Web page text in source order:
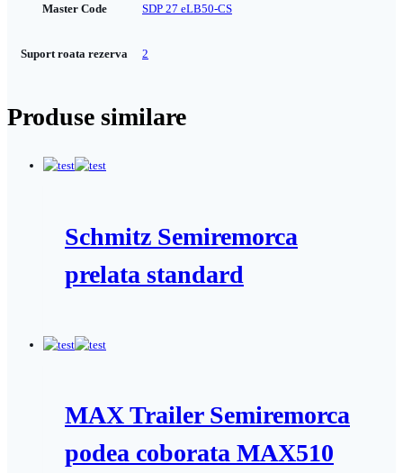
Master Code SDP 27 eLB50-CS
Suport roata rezerva 2
Produse similare
Schmitz Semiremorca
prelata standard
MAX Trailer Semiremorca
podea coborata MAX510